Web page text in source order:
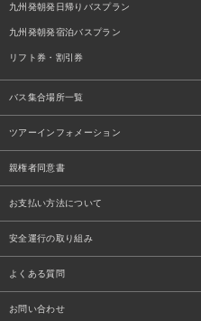
九州発朝発日帰りバスプラン
九州発朝発宿泊バスプラン
リフト券・割引券
バス集合場所一覧
ツアーインフォメーション
親権者同意書
お支払い方法について
安全運行の取り組み
よくある質問
お問い合わせ